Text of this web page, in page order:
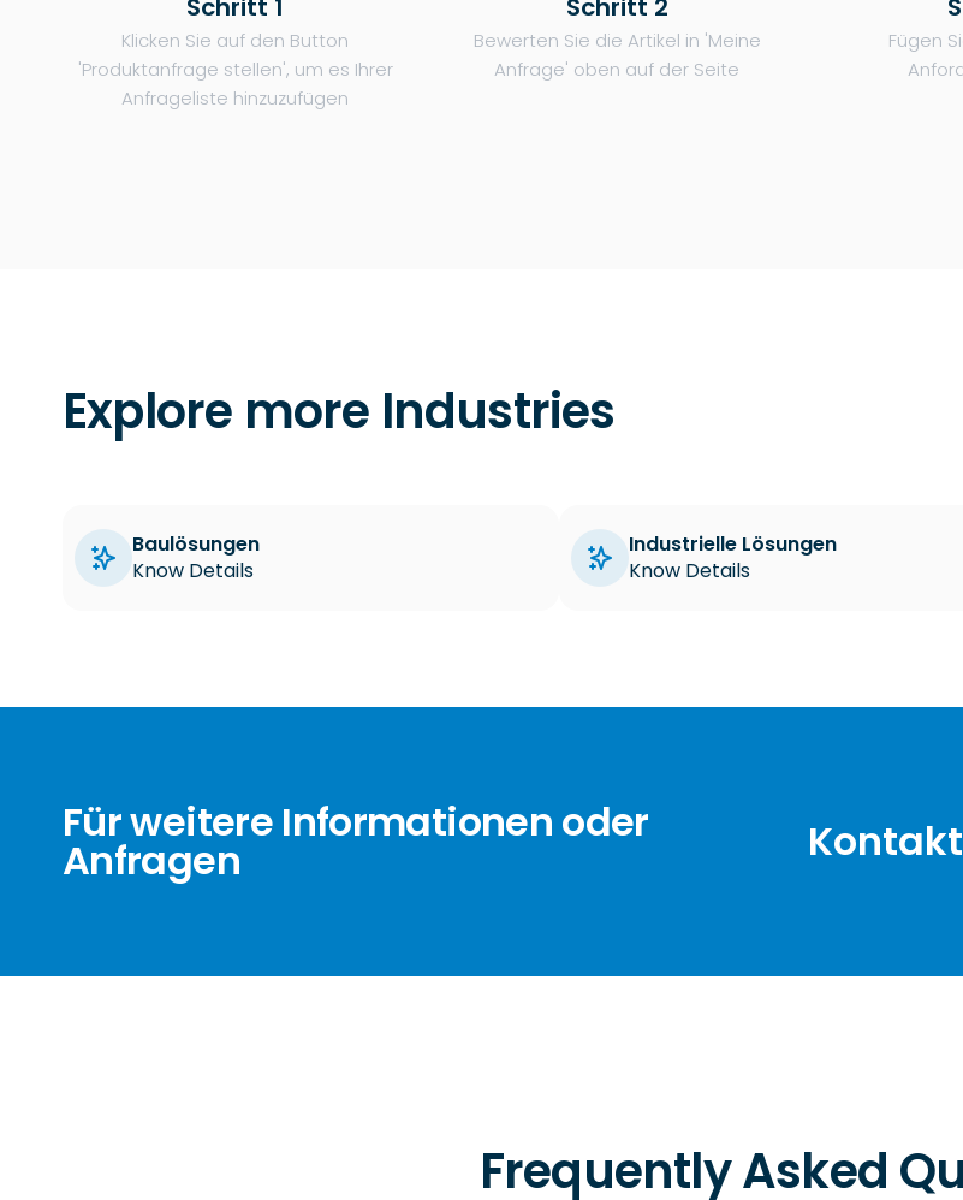
n
Schritt 1
Klicken Sie auf den Button
'Produktanfrage stellen', um es Ihrer
Anfrageliste hinzuzufügen
Schritt 2
Bewerten Sie die Artikel in 'Meine
Anfrage' oben auf der Seite
Fügen
Explore more Industries
Baulösungen
Know Details
Industrielle Lösungen
Know Details
Für weitere Informationen oder
Anfragen
Frequently Asked